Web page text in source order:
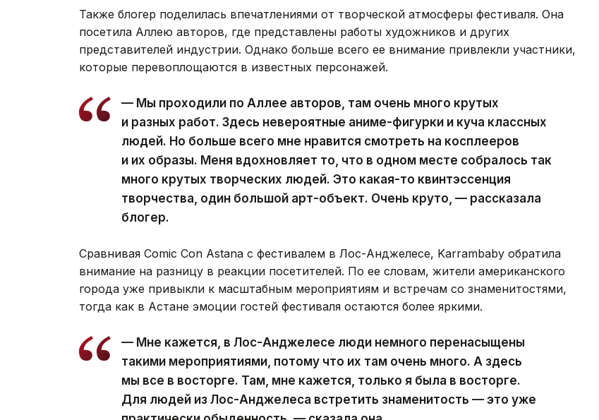
Также блогер поделилась впечатлениями от творческой атмосферы фестиваля. Она
посетила Аллею авторов, где представлены работы художников и других
представителей индустрии. Однако больше всего ее внимание привлекли участники,
которые перевоплощаются в известных персонажей.
— Мы проходили по Аллее авторов, там очень много крутых
и разных работ. Здесь невероятные аниме-фигурки и куча классных
людей. Но больше всего мне нравится смотреть на косплееров
и их образы. Меня вдохновляет то, что в одном месте собралось так
много крутых творческих людей. Это какая-то квинтэссенция
творчества, один большой арт-объект. Очень круто, — рассказала
блогер.
Сравнивая Comic Con Astana с фестивалем в Лос-Анджелесе, Karrambaby обратила
внимание на разницу в реакции посетителей. По ее словам, жители американского
города уже привыкли к масштабным мероприятиям и встречам со знаменитостями,
тогда как в Астане эмоции гостей фестиваля остаются более яркими.
— Мне кажется, в Лос-Анджелесе люди немного перенасыщены
такими мероприятиями, потому что их там очень много. А здесь
мы все в восторге. Там, мне кажется, только я была в восторге.
Для людей из Лос-Анджелеса встретить знаменитость — это уже